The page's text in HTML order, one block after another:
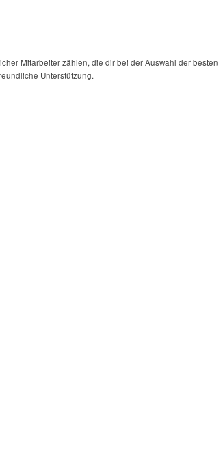
Mitarbeiter zählen, die dir bei der Auswahl der besten
Unterstützung.